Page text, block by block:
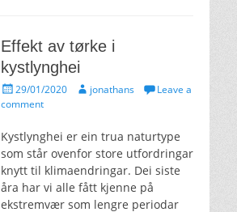
Effekt av tørke i
kystlynghei
Posted
on
29/01/2020 Authorjonathans
Leave a
comment
Kystlynghei er ein trua naturtype
som står ovenfor store utfordringar
knytt til klimaendringar. Dei siste
åra har vi alle fått kjenne på
ekstremvær som lengre periodar